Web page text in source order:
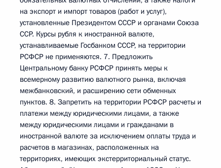
на экспорт и импорт товаров (работ и услуг),
установленные Президентом СССР и органами Союза
ССР. Курсы рубля к иностранной валюте,
устанавливаемые Госбанком СССР, на территории
РСФСР не применяются. 7. Предложить
Центральному банку РСФСР принять меры к
всемерному развитию валютного рынка, включая
межбанковский, и расширению сети обменных
пунктов. 8. Запретить на территории РСФСР расчеты и
платежи между юридическими лицами, а также
между юридическими лицами и гражданами в
иностранной валюте за исключением оплаты труда и
расчетов в магазинах, расположенных на
территориях, имеющих экстерриториальный статус.